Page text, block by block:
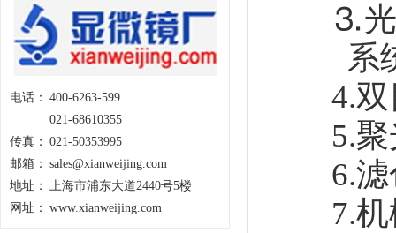
电话： 400-6263-599
021-68610355
传真： 021-50353995
邮箱： sales@xianweijing.com
地址： 上海市浦东大道2440号5楼
网址： www.xianweijing.com
⒊光学
系统
4.双目
5.聚光
6.滤色
7.机